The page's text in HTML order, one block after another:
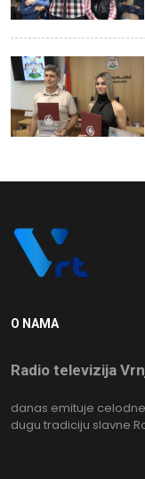
O NAMA
Radio televizija
danas emituje
dugu tradiciju slavne